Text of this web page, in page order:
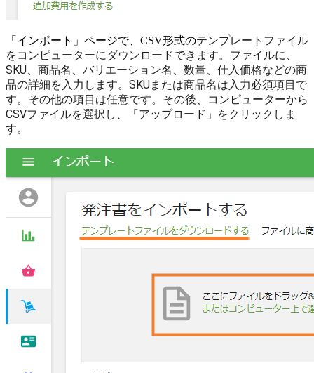
「インポート」ページで、CSV形式のテンプレートファイル
をコンピューターにダウンロードできます。ファイルに、
SKU、商品名、バリエーション名、数量、仕入価格などの商
品の詳細を入力します。 SKUまたは商品名は入力必須項目で
す。 その他の項目は任意です。 その後、コンピューターから
CSVファイルを選択し、「アップロード」をクリックしま
す。